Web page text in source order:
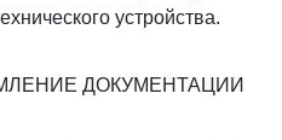
устройства.
ДОКУМЕНТАЦИИ